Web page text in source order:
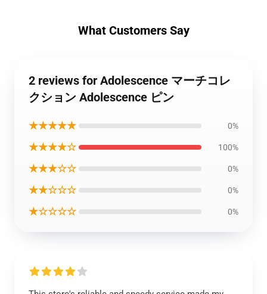
What Customers Say
2 reviews for Adolescence マーチコレ
クション Adolescence ピン
★★★★★ 0%
★★★★☆ 100%
★★★☆☆ 0%
★★☆☆☆ 0%
★☆☆☆☆ 0%